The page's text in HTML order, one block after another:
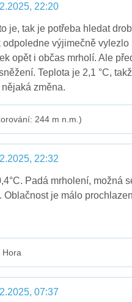
22:20
je, tak je potřeba hledat
odpoledne výjimečně
opět i občas mrholí. Ale
Teplota je 2,1 °C,
změna.
244 m n.m.)
22:32
Padá mrholení, možná
Oblačnost je málo
Hora
07:37